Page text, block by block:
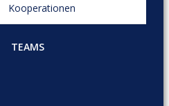
Kooperationen
TEAMS